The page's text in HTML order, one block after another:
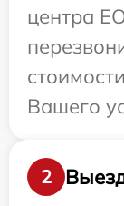
центра
Вашего
2